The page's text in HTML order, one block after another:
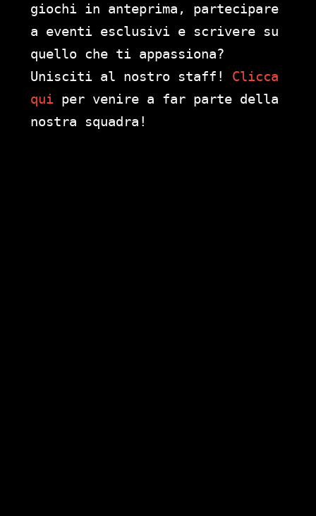
giochi in anteprima, partecipare
a eventi esclusivi e scrivere su
quello che ti appassiona?
Unisciti al nostro staff! Clicca
qui per venire a far parte della
nostra squadra!